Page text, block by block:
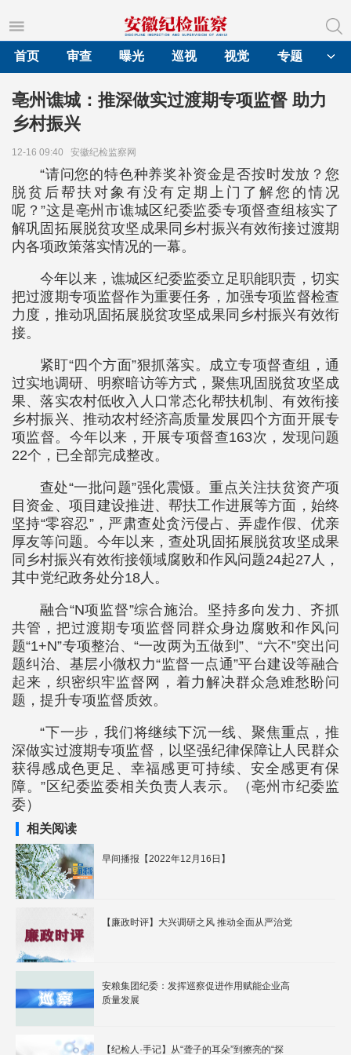
首页
审查 曝光 巡视 视觉 专题
亳州谯城：推深做实过渡期专项监督 助力
乡村振兴
12-16 09:40 安徽纪检监察网
“请问您的特色种养奖补资金是否按时发放？您
脱贫后帮扶对象有没有定期上门了解您的情况
呢？”这是亳州市谯城区纪委监委专项督查组核实了
解巩固拓展脱贫攻坚成果同乡村振兴有效衔接过渡期
内各项政策落实情况的一幕。
今年以来，谯城区纪委监委立足职能职责，切实
把过渡期专项监督作为重要任务，加强专项监督检查
力度，推动巩固拓展脱贫攻坚成果同乡村振兴有效衔
接。
紧盯“四个方面”狠抓落实。成立专项督查组，通
过实地调研、明察暗访等方式，聚焦巩固脱贫攻坚成
果、落实农村低收入人口常态化帮扶机制、有效衔接
乡村振兴、推动农村经济高质量发展四个方面开展专
项监督。今年以来，开展专项督查163次，发现问题
22个，已全部完成整改。
查处“一批问题”强化震慑。重点关注扶贫资产项
目资金、项目建设推进、帮扶工作进展等方面，始终
坚持“零容忍”，严肃查处贪污侵占、弄虚作假、优亲
厚友等问题。今年以来，查处巩固拓展脱贫攻坚成果
同乡村振兴有效衔接领域腐败和作风问题24起27人，
其中党纪政务处分18人。
融合“N项监督”综合施治。坚持多向发力、齐抓
共管，把过渡期专项监督同群众身边腐败和作风问
题“1+N”专项整治、“一改两为五做到”、“六不”突出问
题纠治、基层小微权力“监督一点通”平台建设等融合
起来，织密织牢监督网，着力解决群众急难愁盼问
题，提升专项监督质效。
“下一步，我们将继续下沉一线、聚焦重点，推
深做实过渡期专项监督，以坚强纪律保障让人民群众
获得感成色更足、幸福感更可持续、安全感更有保
障。”区纪委监委相关负责人表示。（亳州市纪委监
委）
相关阅读
早间播报【2022年12月16日】
【廉政时评】大兴调研之风 推动全面从严治党
安粮集团纪委：发挥巡察促进作用赋能企业高
质量发展
【纪检人·手记】从“聋子的耳朵”到擦亮的“探